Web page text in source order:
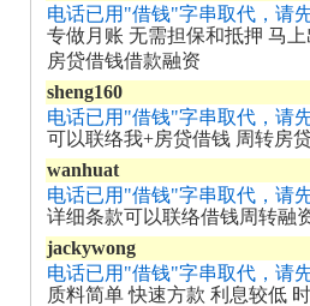
电话已用"借钱"字串取代，请
专做月账 无需担保和抵押 马
房贷借钱借款融资
sheng160
电话已用"借钱"字串取代，请
可以联络我+房贷借钱 周转房
wanhuat
电话已用"借钱"字串取代，请
详细条款可以联络借钱周转融
jackywong
电话已用"借钱"字串取代，请
质料简单 快速方款 利息较低